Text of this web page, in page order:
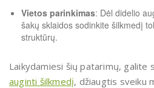
Vietos parinkimas: Dėl didelio
šakų sklaidos sodinkite šilkmedį
struktūrų.
Laikydamiesi šių patarimų, galite
auginti šilkmedį, džiaugtis sveiku